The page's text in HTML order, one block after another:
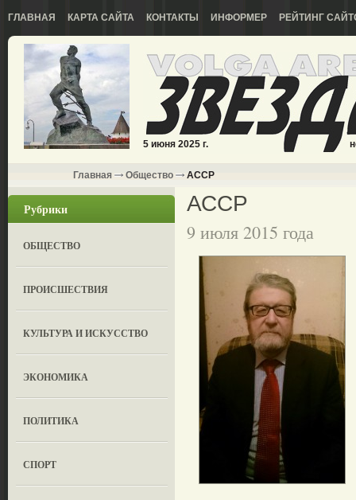
ГЛАВНАЯ КАРТА САЙТА КОНТАКТЫ ИНФОРМЕР РЕЙТИНГ
5 июня 2025 г.
Главная Общество АССР
Рубрики
ОБЩЕСТВО
ПРОИСШЕСТВИЯ
КУЛЬТУРА И ИСКУССТВО
ЭКОНОМИКА
ПОЛИТИКА
СПОРТ
АССР
9 июля 2015 года